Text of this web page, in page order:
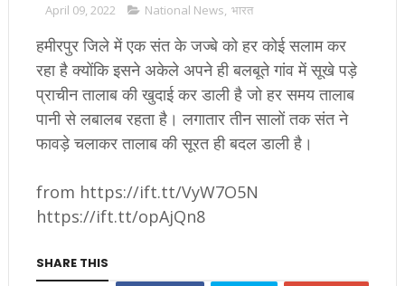
April 09, 2022 National News, भारत
हमीरपुर जिले में एक संत के जज्बे को हर कोई सलाम कर
रहा है क्योंकि इसने अकेले अपने ही बलबूते गांव में सूखे पड़े
प्राचीन तालाब की खुदाई कर डाली है जो हर समय तालाब
पानी से लबालब रहता है। लगातार तीन सालों तक संत ने
फावड़े चलाकर तालाब की सूरत ही बदल डाली है।
from https://ift.tt/VyW7O5N
https://ift.tt/opAjQn8
SHARE THIS